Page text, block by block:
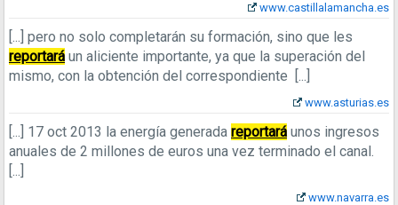
www.castillalamancha.es
[...] pero no solo completarán su formación, sino que les
reportará un aliciente importante, ya que la superación del
mismo, con la obtención del correspondiente [...]
www.asturias.es
[...] 17 oct 2013 la energía generada reportará unos ingresos
anuales de 2 millones de euros una vez terminado el canal.
[...]
www.navarra.es